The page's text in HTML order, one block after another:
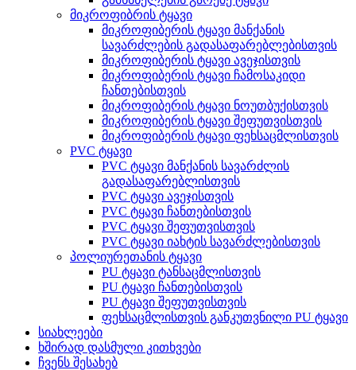
მიკროფიბრის ტყავი
მიკროფიბერის ტყავი მანქანის
სავარძლების გადასაფარებლებისთვის
მიკროფიბერის ტყავი ავეჯისთვის
მიკროფიბერის ტყავი ჩამოსაკიდი
ჩანთებისთვის
მიკროფიბერის ტყავი ნოუთბუქისთვის
მიკროფიბერის ტყავი შეფუთვისთვის
მიკროფიბერის ტყავი ფეხსაცმლისთვის
PVC ტყავი
PVC ტყავი მანქანის სავარძლის
გადასაფარებლისთვის
PVC ტყავი ავეჯისთვის
PVC ტყავი ჩანთებისთვის
PVC ტყავი შეფუთვისთვის
PVC ტყავი იახტის სავარძლებისთვის
პოლიურეთანის ტყავი
PU ტყავი ტანსაცმლისთვის
PU ტყავი ჩანთებისთვის
PU ტყავი შეფუთვისთვის
ფეხსაცმლისთვის განკუთვნილი PU ტყავი
სიახლეები
ხშირად დასმული კითხვები
ჩვენს შესახებ